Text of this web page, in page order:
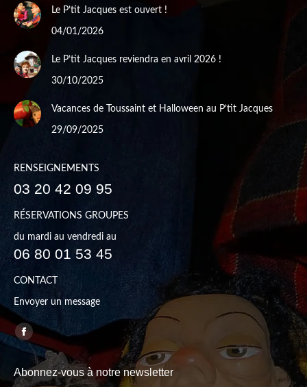
Le P’tit Jacques est ouvert !
04/01/2026
Le P’tit Jacques reviendra en avril 2026 !
30/10/2025
Vacances de Toussaint et Halloween au P’tit Jacques
29/09/2025
RENSEIGNEMENTS
03 20 42 09 95
RÉSERVATIONS GROUPES
du mardi au vendredi au
06 80 01 53 45
CONTACT
Envoyer un message
Trouvez nous sur :
Facebook
page
opens
Abonnez-vous à notre newsletter